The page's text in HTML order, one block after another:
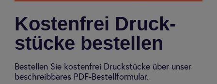
Kos­ten­frei Druck­
stücke bestel­len
Bestellen Sie kostenfrei Druckstücke über unser
beschreibbares PDF-Bestellformular.